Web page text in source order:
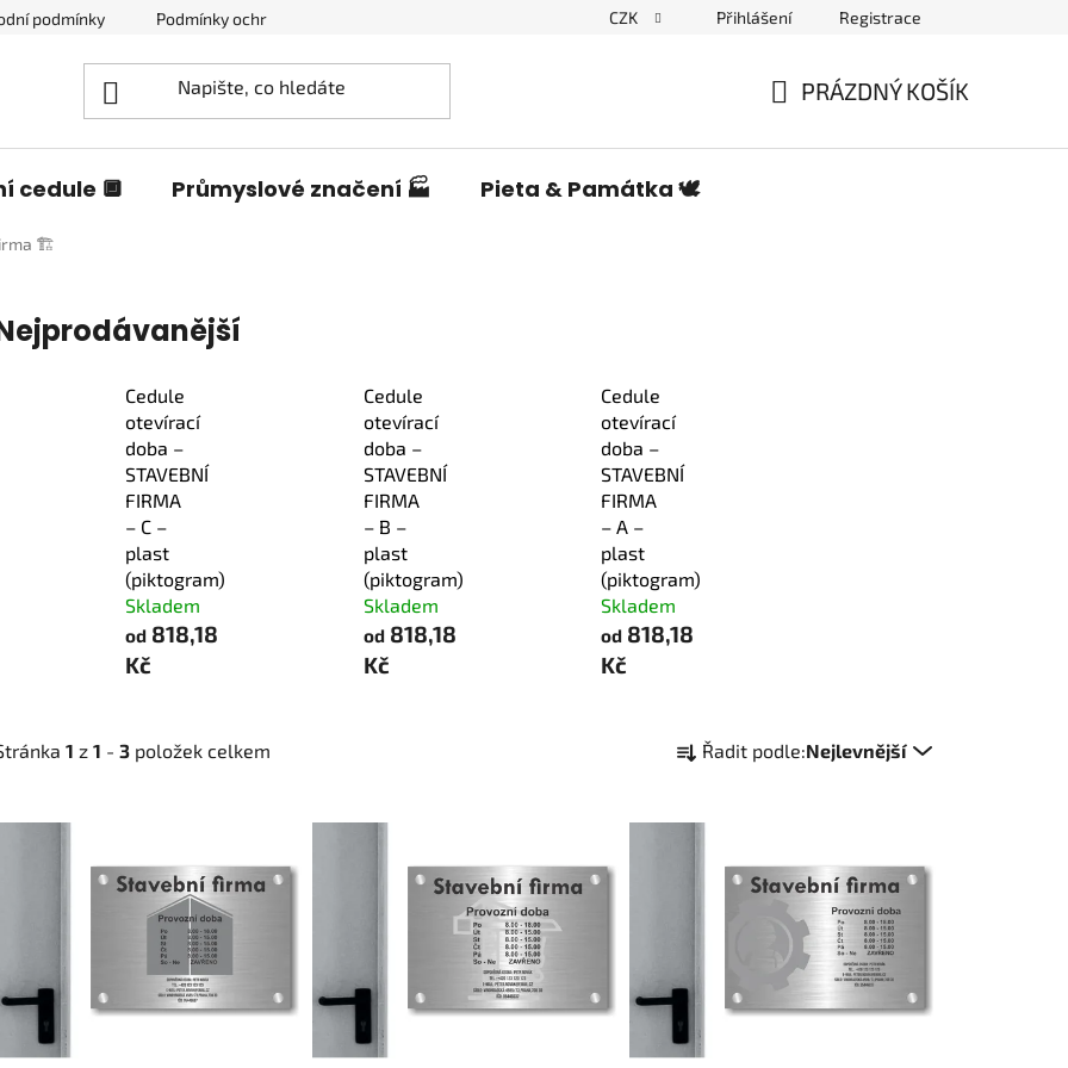
podmínky Podmínky ochrany osobních údajů Blog o cedulích a piktogramech
CZK Přihlášení Registrace
PRÁZDNÝ KOŠÍK
cedule 🔲 Průmyslové značení 🏭 Pieta & Památka 🕊️
🏗️
Cedule
otevírací
doba –
STAVEBNÍ
FIRMA
– C –
plast
(piktogram)
Skladem
od 818,18
Kč
Cedule
otevírací
doba –
STAVEBNÍ
FIRMA
– B –
plast
(piktogram)
Skladem
od818,18
Kč
Cedule
otevírací
doba –
STAVEBNÍ
FIRMA
– A –
plast
(piktogram)
Skladem
od 818,18
Kč
1 z 1 - 3 položek celkem a
e
o
d
u
Řadit podle:Nejlevnější
p